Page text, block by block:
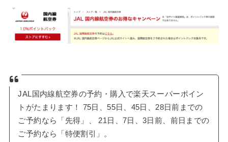
JAL国内線航空券の予約・購入で楽天スーパーポイン
トがたまります！ 75日、55日、45日、28日前までの
ご予約なら「先得」、 21日、7日、3日前、前日までの
ご予約なら「特便割引」。